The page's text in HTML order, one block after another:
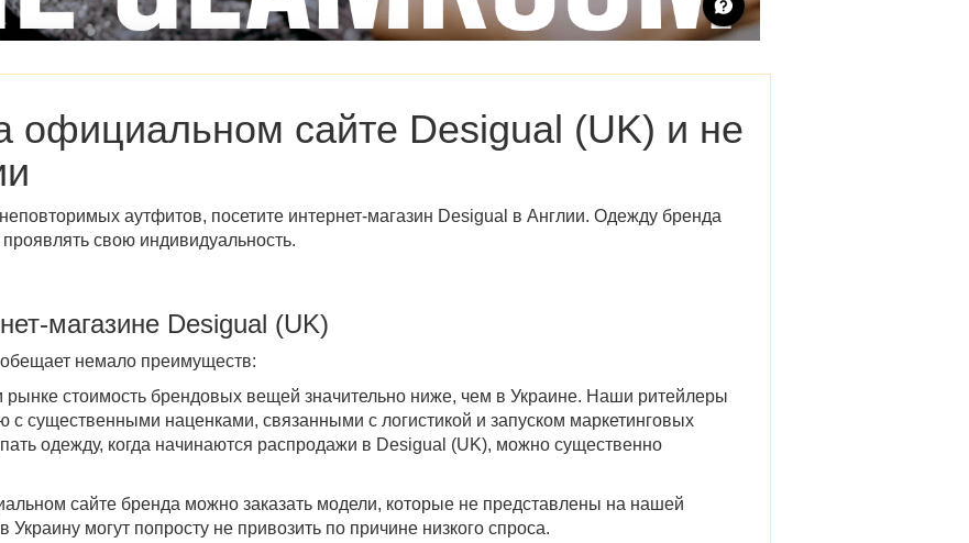
официальном сайте Desigual (UK) и не
аутфитов, посетите интернет-магазин Desigual в Англии. Одежду бренда
свою индивидуальность.
магазине Desigual (UK)
немало преимуществ:
рынке стоимость брендовых вещей значительно ниже, чем в Украине. Наши ритейлеры
с существенными наценками, связанными с логистикой и запуском маркетинговых
одежду, когда начинаются распродажи в Desigual (UK), можно существенно
сайте бренда можно заказать модели, которые не представлены на нашей
могут попросту не привозить по причине низкого спроса.